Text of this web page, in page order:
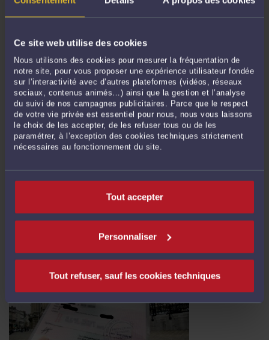
Ce site web utilise des cookies
Nous utilisons des cookies pour mesurer la fréquentation de
notre site, pour vous proposer une expérience utilisateur fondée
sur l’interactivité avec d’autres plateformes (vidéos, réseaux
sociaux, contenus animés…) ainsi que la gestion et l’analyse
du suivi de nos campagnes publicitaires. Parce que le respect
de votre vie privée est essentiel pour nous, nous vous laissons
le choix de les accepter, de les refuser tous ou de les
paramétrer, à l’exception des cookies techniques strictement
nécessaires au fonctionnement du site.
Tout accepter
Personnaliser
Tout refuser, sauf les cookies techniques
INTERDICTION DE RETOUR SUR LE TERRITOIRE FRANÇAIS : UN
AUTOMATISME ?
temps que cette dernière. Elle a été créée par la loi du 16 juin 2011. Je vais la
définir et ensuite expliquer comment elle peut être appliquée par
l’administration car un changement majeur a eu ...Lire la suite >